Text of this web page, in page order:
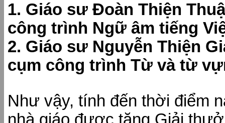
1. Giáo sư Đoàn Thiện
công trình Ngữ âm tiếng
2. Giáo sư Nguyễn Thiện
cụm công trình Từ và từ
Như vậy, tính đến thời điểm